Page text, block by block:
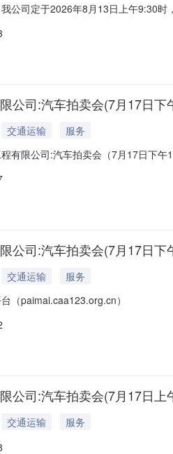
公司定于2026年8月13日上午9:30
参考价10.87万元)包4:国网电动汽车
公司:汽车拍卖会(7月17日下
交通运输
服务
有限公司:汽车拍卖会（7月17日下
(参考价6.31万元)包3:国网福建省电
公司:汽车拍卖会(7月17日下
交通运输
服务
（paimai.caa123.org.cn）
公司:汽车拍卖会(7月17日上
交通运输
服务